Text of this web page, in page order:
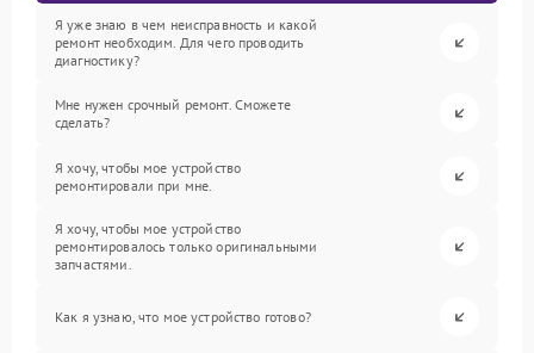
Я уже знаю в чем неисправность и какой
ремонт необходим. Для чего проводить
диагностику?
Мне нужен срочный ремонт. Сможете
сделать?
Я хочу, чтобы мое устройство
ремонтировали при мне.
Я хочу, чтобы мое устройство
ремонтировалось только оригинальными
запчастями.
Как я узнаю, что мое устройство готово?